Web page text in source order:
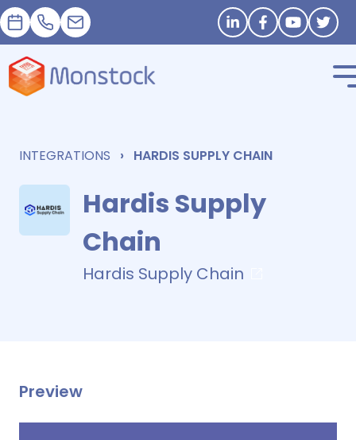
預約 +33 1 83 62 25 41
contact@monstock.net Stay in touch
INTEGRATIONS HARDIS SUPPLY CHAIN
Hardis Supply
Chain
Hardis Supply Chain
Preview